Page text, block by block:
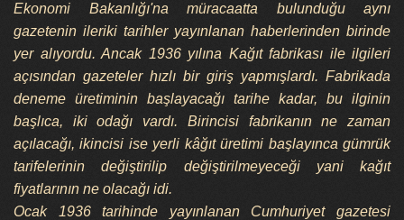
Ekonomi Bakanlığı'na müracaatta bulunduğu aynı
gazetenin ileriki tarihler yayınlanan haberlerinden birinde
yer alıyordu. Ancak 1936 yılına Kağıt fabrikası ile ilgileri
açısından gazeteler hızlı bir giriş yapmışlardı. Fabrikada
deneme üretiminin başlayacağı tarihe kadar, bu ilginin
başlıca, iki odağı vardı. Birincisi fabrikanın ne zaman
açılacağı, ikincisi ise yerli kâğıt üretimi başlayınca gümrük
tarifelerinin değiştirilip değiştirilmeyeceği yani kağıt
fiyatlarının ne olacağı idi.
Ocak 1936 tarihinde yayınlanan Cumhuriyet gazetesi